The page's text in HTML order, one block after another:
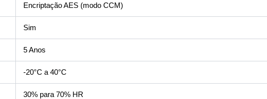
Encriptação AES (modo CCM)
Sim
5 Anos
-20°C a 40°C
30% para 70% HR